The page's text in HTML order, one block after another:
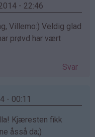
- 22:46
Villemo:) Veldig glad
prøvd har vært
Svar
- 00:11
Kjæresten fikk
åsså da;)